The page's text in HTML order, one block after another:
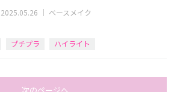
2025.05.26 ｜ ベースメイク
プチプラ ハイライト